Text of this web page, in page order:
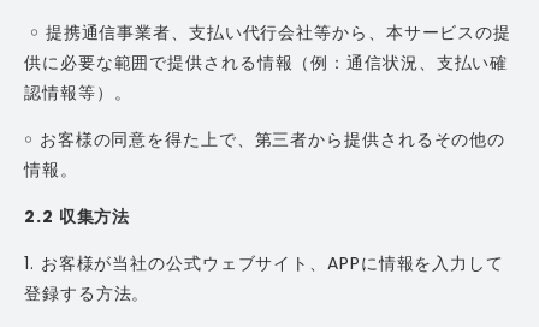
￮ 提携通信事業者、支払い代行会社等から、本サービスの提
供に必要な範囲で提供される情報（例：通信状況、支払い確
認情報等）。
￮ お客様の同意を得た上で、第三者から提供されるその他の
情報。
2.2 収集方法
1. お客様が当社の公式ウェブサイト、APPに情報を入力して
登録する方法。